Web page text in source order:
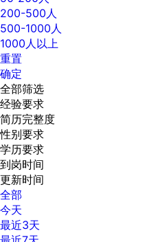
200-500人
500-1000人
1000人以上
重置
确定
全部筛选
经验要求
简历完整度
性别要求
学历要求
到岗时间
更新时间
全部
今天
最近3天